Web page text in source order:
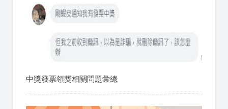
中獎發票領獎相關問題彙總